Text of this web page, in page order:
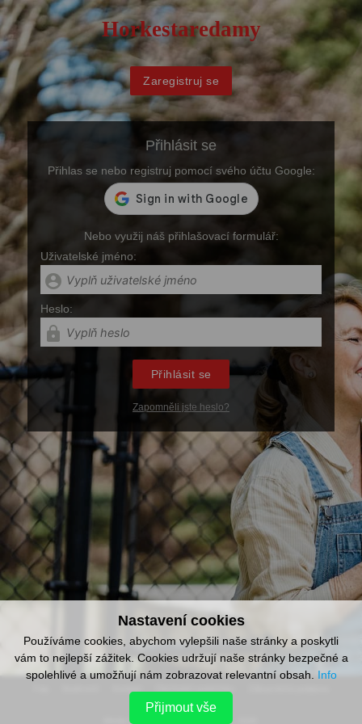
Horkestaredamy
Zaregistruj se
Přihlásit se
Přihlas se nebo registruj pomocí svého účtu Google:
Nebo využij náš přihlašovací formulář:
Uživatelské jméno:
account_circle
Heslo:
lock
Přihlásit se
Zapomněli jste heslo?
Media Buy Services Ltd. © 2020 - 2026.
Nastavení cookies
Používáme cookies, abychom vylepšili naše stránky a poskytli
vám to nejlepší zážitek. Cookies udržují naše stránky bezpečné a
spolehlivé a umožňují nám zobrazovat relevantní obsah. Info
Přijmout vše